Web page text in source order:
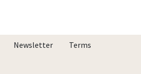
Newsletter Terms